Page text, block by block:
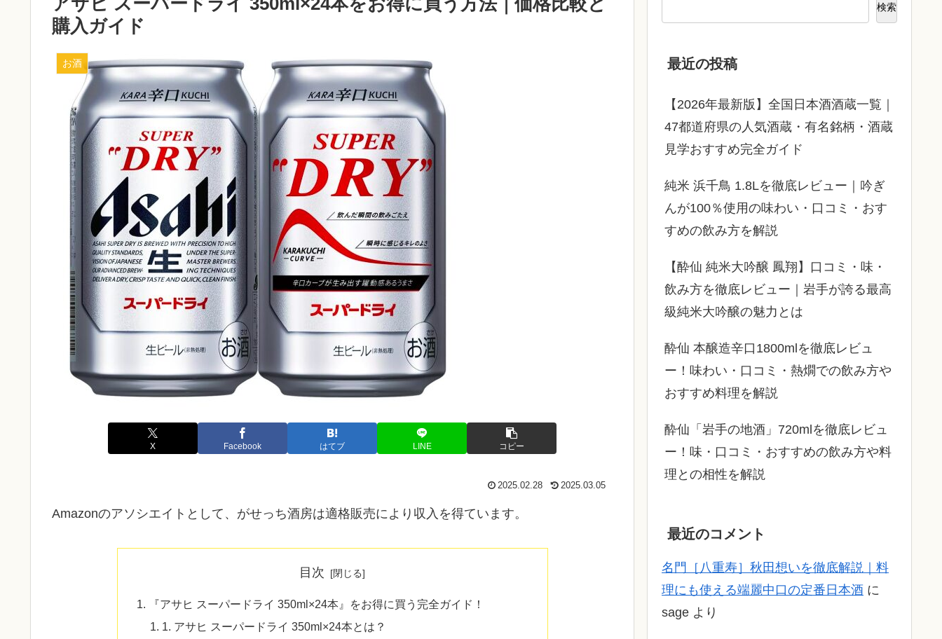
購入ガイド
お酒
X Facebook はてブ LINE コピー
2025.02.28 2025.03.05
Amazonのアソシエイトとして、がせっち酒房は適格販売により収入を得ています。
目次
『アサヒ スーパードライ 350ml×24本』をお得に買う完全ガイド！
1. アサヒ スーパードライ 350ml×24本とは？
検索
最近の投稿
【2026年最新版】全国日本酒酒蔵一覧｜
47都道府県の人気酒蔵・有名銘柄・酒蔵
見学おすすめ完全ガイド
純米 浜千鳥 1.8Lを徹底レビュー｜吟ぎ
んが100％使用の味わい・口コミ・おす
すめの飲み方を解説
【酔仙 純米大吟醸 鳳翔】口コミ・味・
飲み方を徹底レビュー｜岩手が誇る最高
級純米大吟醸の魅力とは
酔仙 本醸造辛口1800mlを徹底レビュ
ー！味わい・口コミ・熱燗での飲み方や
おすすめ料理を解説
酔仙「岩手の地酒」720mlを徹底レビュ
ー！味・口コミ・おすすめの飲み方や料
理との相性を解説
最近のコメント
名門［八重寿］秋田想いを徹底解説｜料
理にも使える端麗中口の定番日本酒 に
sage より